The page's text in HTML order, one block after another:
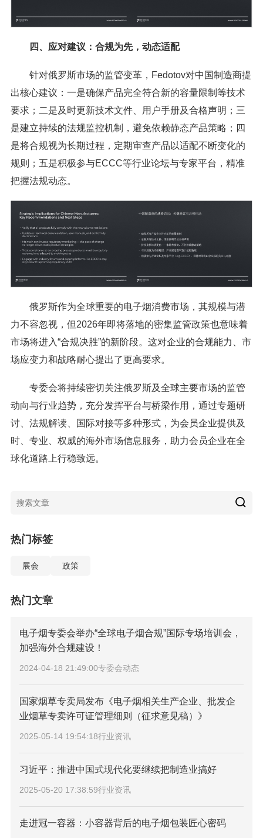
四、应对建议：合规为先，动态适配
针对俄罗斯市场的监管变革，Fedotov对中国制造商提
出核心建议：一是确保产品完全符合新的容量限制等技术
要求；二是及时更新技术文件、用户手册及合格声明；三
是建立持续的法规监控机制，避免依赖静态产品策略；四
是将合规视为长期过程，定期审查产品以适配不断变化的
规则；五是积极参与ECCC等行业论坛与专家平台，精准
把握法规动态。
俄罗斯作为全球重要的电子烟消费市场，其规模与潜
力不容忽视，但2026年即将落地的密集监管政策也意味着
市场将进入“合规决胜”的新阶段。这对企业的合规能力、市
场应变力和战略耐心提出了更高要求。
专委会将持续密切关注俄罗斯及全球主要市场的监管
动向与行业趋势，充分发挥平台与桥梁作用，通过专题研
讨、法规解读、国际对接等多种形式，为会员企业提供及
时、专业、权威的海外市场信息服务，助力会员企业在全
球化道路上行稳致远。
热门标签
展会 政策
热门文章
电子烟专委会举办“全球电子烟合规”国际专场培训会，
加强海外合规建设！
2024-04-18 21:49:00专委会动态
国家烟草专卖局发布《电子烟相关生产企业、批发企
业烟草专卖许可证管理细则（征求意见稿）》
2025-05-14 19:54:18行业资讯
习近平：推进中国式现代化要继续把制造业搞好
2025-05-20 17:38:59行业资讯
走进冠一容器：小容器背后的电子烟包装匠心密码